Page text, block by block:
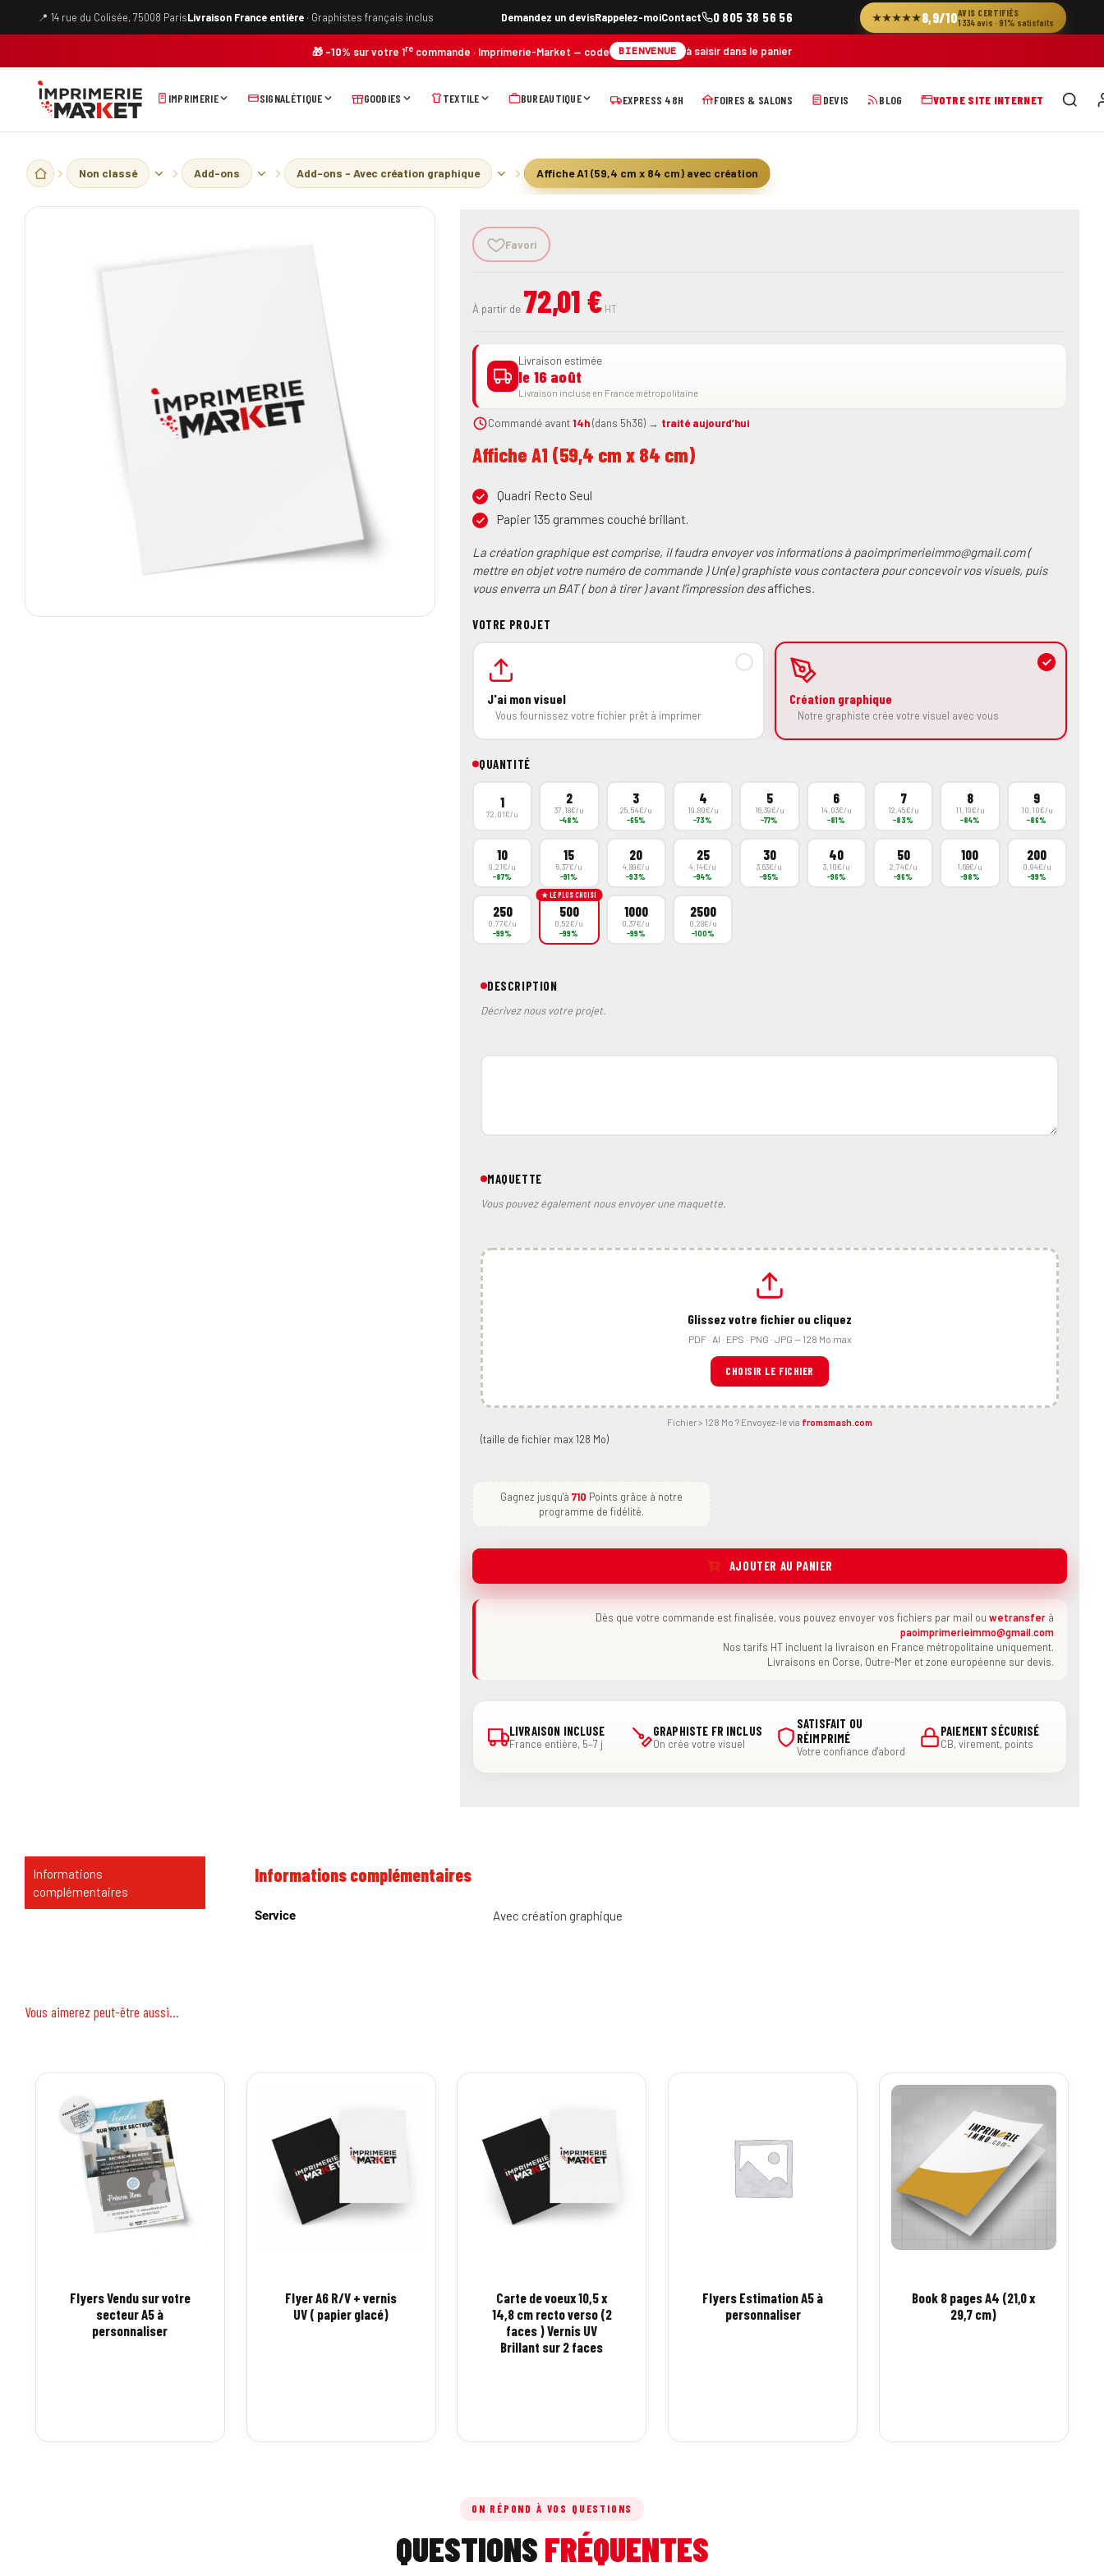
📍 14 rue du Colisée, 75008 ParisLivraison France entière · Graphistes français inclus Demandez un devisRappelez-moiContact 0 805 38 56 56 ★★★★★8,9/10AVIS CERTIFIÉS
1 334 avis · 91% satisfaits
🎁 -10% sur votre 1recommande · Imprimerie-Market — code BIENVENUE à saisir dans le panier
IMPRIMERIE SIGNALÉTIQUE GOODIES TEXTILE BUREAUTIQUE EXPRESS 48H FOIRES & SALONS DEVIS BLOG VOTRE SITE INTERNET
Non classé Add-ons Add-ons - Avec création graphique Affiche A1 (59,4 cm x 84 cm) avec création
Favori
À partir de 72,01 € HT
Livraison estimée
le 16 août
Livraison incluse en France métropolitaine
Commandé avant14h(dans 5h36) → traité aujourd’hui
Affiche A1 (59,4 cm x 84 cm)
Quadri Recto Seul
Papier 135 grammes couché brillant.
La création graphique est comprise, il faudra envoyer vos informations à paoimprimerieimmo@gmail.com (
mettre en objet votre numéro de commande ) Un(e) graphiste vous contactera pour concevoir vos visuels, puis
vous enverra un BAT ( bon à tirer ) avant l’impression desaffiches.
QUANTITÉ
1
72,01€/u
2
37,18€/u
−48%
3
25,54€/u
−65%
4
19,80€/u
−73%
5
16,39€/u
−77%
6
14,03€/u
−81%
7
12,45€/u
−83%
8
11,19€/u
−84%
9
10,10€/u
−86%
10
9,21€/u
−87%
15
6,37€/u
−91%
20
4,89€/u
−93%
25
4,14€/u
−94%
30
3,63€/u
−95%
40
3,10€/u
−96%
50
2,74€/u
−96%
100
1,68€/u
−98%
200
0,94€/u
−99%
250
0,77€/u
−99%
★ LE PLUS CHOISI
500
0,52€/u
−99%
1000
0,37€/u
−99%
2500
0,28€/u
−100%
DESCRIPTION
Décrivez nous votre projet.
MAQUETTE
Vous pouvez également nous envoyer une maquette.
Glissez votre fichier ou cliquez
PDF · AI · EPS · PNG · JPG — 128 Mo max
CHOISIR LE FICHIER
Fichier > 128 Mo ? Envoyez-le via fromsmash.com
(taille de fichier max 128 Mo)
Gagnez jusqu'à 710 Points grâce à notre
programme de fidélité.
AJOUTER AU PANIER
Dès que votre commande est finalisée, vous pouvez envoyer vos fichiers par mail ou wetransfer à
paoimprimerieimmo@gmail.com
Nos tarifs HT incluent la livraison en France métropolitaine uniquement.
Livraisons en Corse, Outre-Mer et zone européenne sur devis.
LIVRAISON INCLUSE
France entière, 5–7 j
GRAPHISTE FR INCLUS
On crée votre visuel
SATISFAIT OU
RÉIMPRIMÉ
Votre confiance d'abord
PAIEMENT SÉCURISÉ
CB, virement, points
Informations
complémentaires
Informations complémentaires
Service Avec création graphique
Vous aimerez peut-être aussi…
Flyers Vendu sur votre
secteur A5 à
personnaliser
Flyer A6 R/V + vernis
UV ( papier glacé)
Carte de voeux 10,5 x
14,8 cm recto verso (2
faces ) Vernis UV
Brillant sur 2 faces
Flyers Estimation A5 à
personnaliser
Book 8 pages A4 (21,0 x
29,7 cm)
ON RÉPOND À VOS QUESTIONS
QUESTIONS FRÉQUENTES